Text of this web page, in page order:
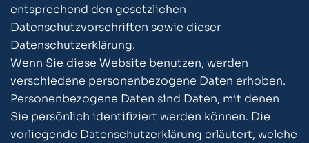
entsprechend den gesetzlichen
Datenschutzvorschriften sowie dieser
Datenschutzerklärung.
Wenn Sie diese Website benutzen, werden
verschiedene personenbezogene Daten erhoben.
Personenbezogene Daten sind Daten, mit denen
Sie persönlich identifiziert werden können. Die
vorliegende Datenschutzerklärung erläutert, welche